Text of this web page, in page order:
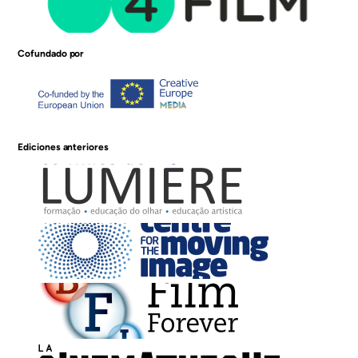
Cofundado por
Ediciones anteriores